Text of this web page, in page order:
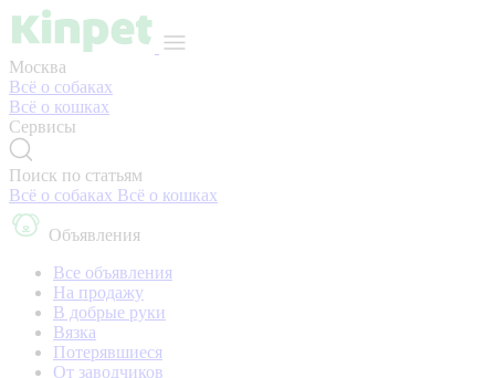
Москва
Всё о собаках
Всё о кошках
Сервисы
Поиск по статьям
Всё о собаках Всё о кошках
Объявления
Все объявления
На продажу
В добрые руки
Вязка
Потерявшиеся
От заводчиков